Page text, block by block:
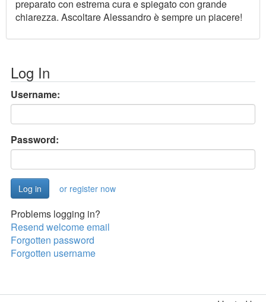
preparato con estrema cura e spiegato con grande
chiarezza. Ascoltare Alessandro è sempre un piacere!
Log In
Username:
Password:
or register now
Problems logging in?
Resend welcome email
Forgotten password
Forgotten username